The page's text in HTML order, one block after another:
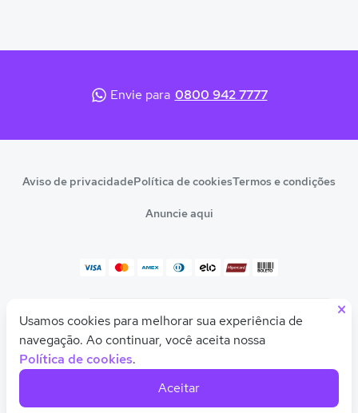
Olá! Quer uma ajudinha para descobrir seu
curso ou faculdade ideal?
Envie para 0800 942 7777
Aviso de privacidadePolítica de cookiesTermos e condições
Anuncie aqui
© 2026 Quero Educação
CNPJ 10.542.212/0001-54
×
Usamos cookies para melhorar sua experiência de
navegação. Ao continuar, você aceita nossa
Política de cookies.
Aceitar